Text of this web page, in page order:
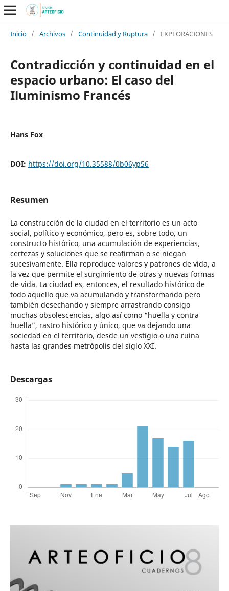
Inicio / Archivos / Continuidad y Ruptura / EXPLORACIONES
Contradicción y continuidad en el
espacio urbano: El caso del
Iluminismo Francés
Hans Fox
DOI: https://doi.org/10.35588/0b06yp56
Resumen
La construcción de la ciudad en el territorio es un acto
social, político y económico, pero es, sobre todo, un
constructo histórico, una acumulación de experiencias,
certezas y soluciones que se reafirman o se niegan
sucesivamente. Ella reproduce valores y patrones de vida, a
la vez que permite el surgimiento de otras y nuevas formas
de vida. La ciudad es, entonces, el resultado histórico de
todo aquello que va acumulando y transformando pero
también desechando y siempre arrastrando consigo
muchas obsolescencias, algo así como “huella y contra
huella”, rastro histórico y único, que va dejando una
sociedad en el territorio, desde un vestigio o una ruina
hasta las grandes metrópolis del siglo XXI.
Descargas